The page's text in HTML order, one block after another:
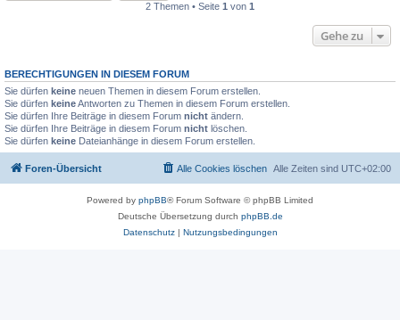
2 Themen • Seite 1 von 1
Gehe zu
BERECHTIGUNGEN IN DIESEM FORUM
Sie dürfen keine neuen Themen in diesem Forum erstellen.
Sie dürfen keineAntworten zu Themen in diesem Forum erstellen.
Sie dürfen Ihre Beiträge in diesem Forum nicht ändern.
Sie dürfen Ihre Beiträge in diesem Forum nicht löschen.
Sie dürfen keine Dateianhänge in diesem Forum erstellen.
Foren-Übersicht Alle Zeiten sind UTC+02:00
Alle Cookies löschen
Powered by phpBB® Forum Software © phpBB Limited
Deutsche Übersetzung durch phpBB.de
Datenschutz| Nutzungsbedingungen